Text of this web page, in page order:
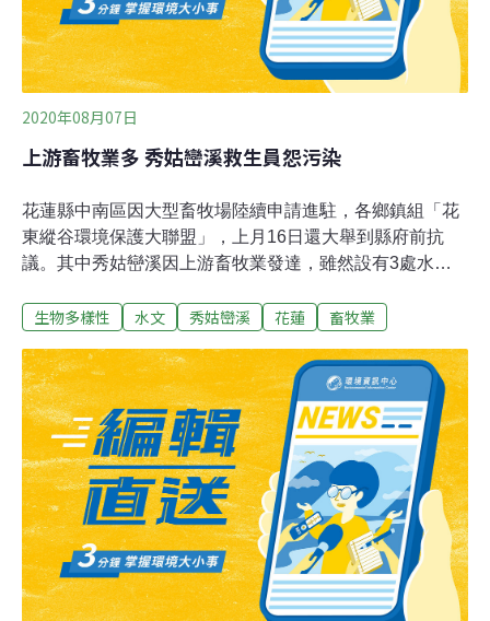
2020年08月07日
上游畜牧業多 秀姑巒溪救生員怨污染
花蓮縣中南區因大型畜牧場陸續申請進駐，各鄉鎮組「花
東縱谷環境保護大聯盟」，上月16日還大舉到縣府前抗
議。其中秀姑巒溪因上游畜牧業發達，雖然設有3處水質
「輕度污染」，但水中大腸桿菌群偏高。泛舟業的救生
癢。瑞穗鄉東海泛舟救生員受訪說，客人一上岸就可換
洗，但救生員要收裝備，等工作結束才能沖洗，皮膚就會
癢；27歲陳姓救生員說，現在水質比以前混濁「有時候排
泄的東西都看得到」，每天工作泡水皮膚就會發癢，後來
連屁股都癢。更下游的秀姑巒溪出海口，豐濱鄉生活美學
協會理事長巫光輝說，秀姑巒溪口盛產魩鱙、白鰻苗「一
年四季都在抓」，也會直接生吃；有漁民反映，抓魚後會
皮膚過敏。他說，現況已經這樣，上游再要增加畜牧場，
憂影響居民健康及生計。
生物多樣性 水文 秀姑巒溪 花蓮 畜牧業